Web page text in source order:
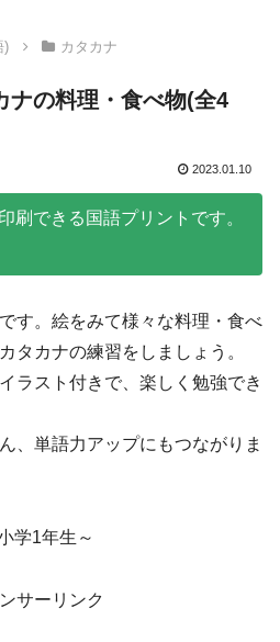
) カタカナ
ナの料理・食べ物(全4
2023.01.10
刷できる国語プリントです。
す。絵をみて様々な料理・食べ
タカナの練習をしましょう。
ラスト付きで、楽しく勉強でき
、単語力アップにもつながりま
学1年生～
サーリンク